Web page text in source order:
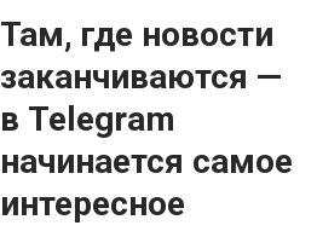
Там, где новости
заканчиваются —
в Telegram
начинается самое
интересное